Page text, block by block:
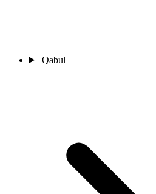
Qabul